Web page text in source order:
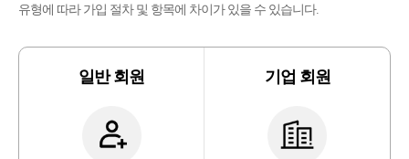
유형에 따라 가입 절차 및 항목에 차이가 있을 수 있습니다.
일반 회원 기업 회원